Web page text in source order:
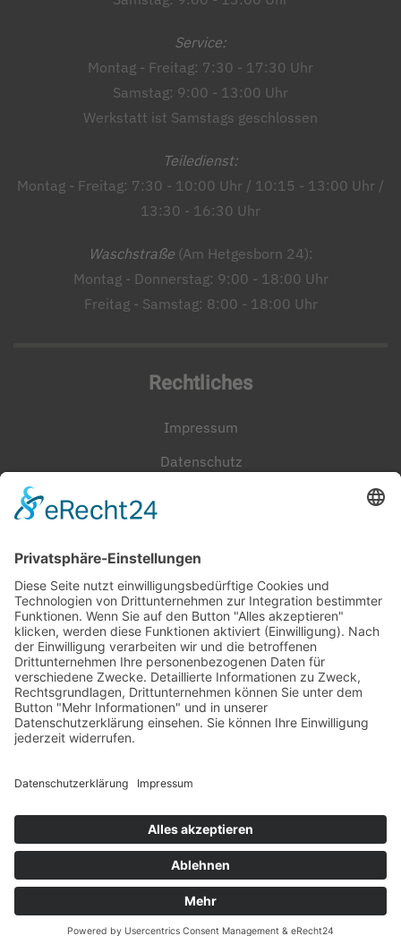
Service:
Montag - Freitag: 7:30 - 17:30 Uhr
Samstag: 9:00 - 13:00 Uhr
Werkstatt ist Samstags geschlossen
Teiledienst:
Montag - Freitag: 7:30 - 10:00 Uhr / 10:15 - 13:00 Uhr /
13:30 - 16:30 Uhr
Waschstraße(Am Hetgesborn 24):
Montag - Donnerstag: 9:00 - 18:00 Uhr
Freitag - Samstag: 8:00 - 18:00 Uhr
Rechtliches
Impressum
Datenschutz
Cookie-Einstellungen
Häufig gesucht
Kontakt
Werkstatt-Termin
Beratungstermin
Probefahrt vereinbaren
Stellenangebote
Anfahrt (Google Maps)